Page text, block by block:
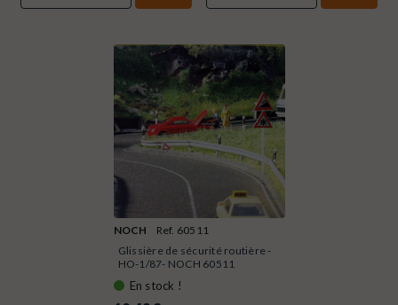
NOCH
Ref. 60511
Glissière de sécurité routière -
HO-1/87- NOCH 60511
En stock !